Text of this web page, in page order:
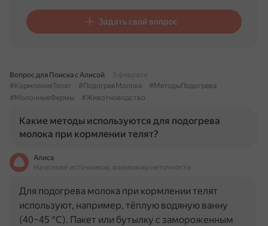
Задать свой вопрос
Вопрос для Поиска с Алисой
5 февраля
#КормлениеТелят
#ПодогревМолока
#МетодыПодогрева
#МолочныеФермы
#Животноводство
Какие методы используются для подогрева
молока при кормлении телят?
Алиса
На основе источников, возможны неточности
Для подогрева молока при кормлении телят
используют, например, тёплую водяную ванну
(40–45 °С). Пакет или бутылку с замороженным